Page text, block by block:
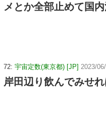
メとか全部止めて国
72: 宇宙定数(東京都) [JP] 2023/
岸田辺り飲んでみせ